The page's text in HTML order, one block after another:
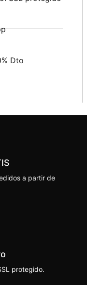
Dto
a partir de
protegido.